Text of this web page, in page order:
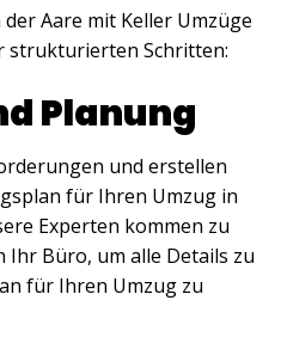
Aare mit Keller Umzüge
strukturierten Schritten:
Planung
und erstellen
für Ihren Umzug in
Experten kommen zu
Ihr Büro, um alle Details zu
für Ihren Umzug zu